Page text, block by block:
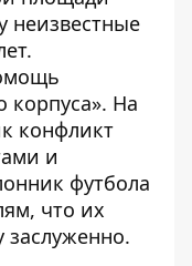
неизвестные
.
корпуса». На
конфликт
и
футбола
что их
заслуженно.